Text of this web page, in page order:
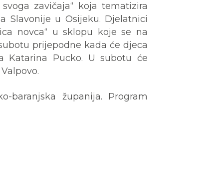
zavičaja“ koja tematizira
Slavonije u Osijeku. Djelatnici
novca“ u sklopu koje se na
prijepodne kada će djeca
Katarina Pucko. U subotu će
baranjska županija. Program